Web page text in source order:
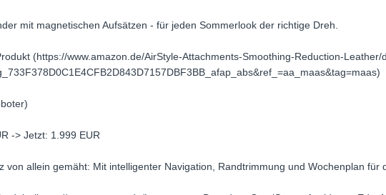
mit magnetischen Aufsätzen - für jeden Sommerlook der richtige Dreh.
(https://www.amazon.de/AirStyle-Attachments-Smoothing-Reduction-Leather/
-> Jetzt: 1.999 EUR
von allein gemäht: Mit intelligenter Navigation, Randtrimmung und Wochenplan für